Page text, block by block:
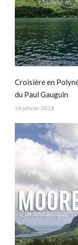
Croisière en
du Paul Gauguin
26 janvier 2018